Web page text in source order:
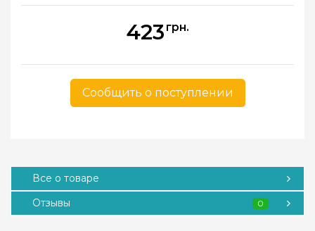
423 грн.
Сообщить о поступлении
Все о товаре
Отзывы
0